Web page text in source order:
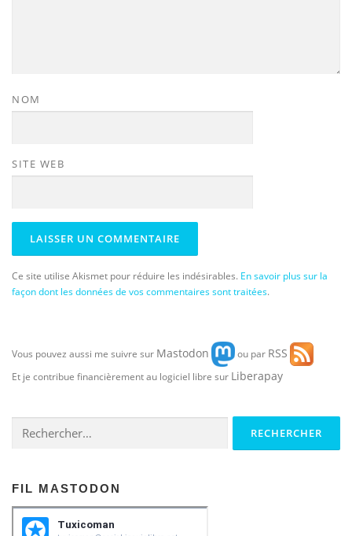
NOM
SITE WEB
Ce site utilise Akismet pour réduire les indésirables. En savoir plus sur la
façon dont les données de vos commentaires sont traitées.
Vous pouvez aussi me suivre sur Mastodon ou par RSS
Et je contribue financièrement au logiciel libre sur Liberapay
FIL MASTODON